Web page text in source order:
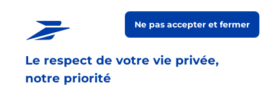
Le respect de votre vie privée,
notre priorité
Ne pas accepter et fermer
Envoyer un colis
Vous souhaitez envoyer un colis depuis :
ROMORANTIN LANTHENAY (41200) ? Découvrez